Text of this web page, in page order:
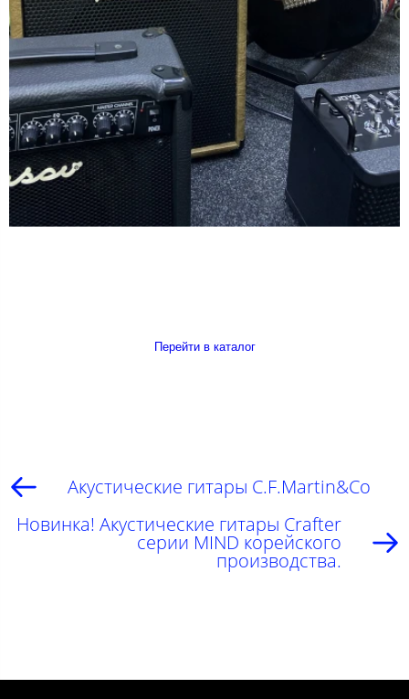
Перейти в каталог
Акустические гитары C.F.Martin&Co
Новинка! Акустические гитары Crafter
серии MIND корейского
производства.